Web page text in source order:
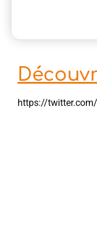
https://